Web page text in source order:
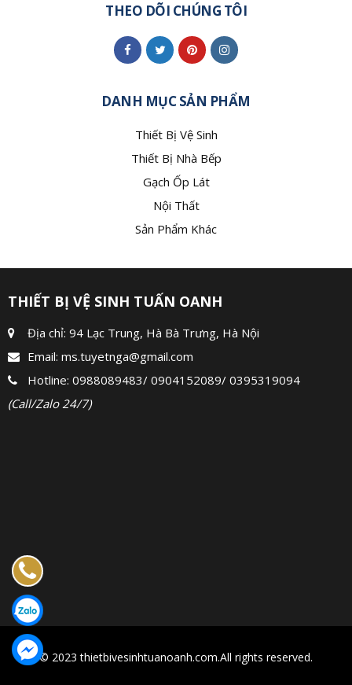
THEO DÕI CHÚNG TÔI
DANH MỤC SẢN PHẨM
Thiết Bị Vệ Sinh
Thiết Bị Nhà Bếp
Gạch Ốp Lát
Nội Thất
Sản Phẩm Khác
THIẾT BỊ VỆ SINH TUẤN OANH
Địa chỉ: 94 Lạc Trung, Hà Bà Trưng, Hà Nội
Email: ms.tuyetnga@gmail.com
Hotline: 0988089483/ 0904152089/ 0395319094
(Call/Zalo 24/7)
© 2023 thietbivesinhtuanoanh.com.All rights reserved.